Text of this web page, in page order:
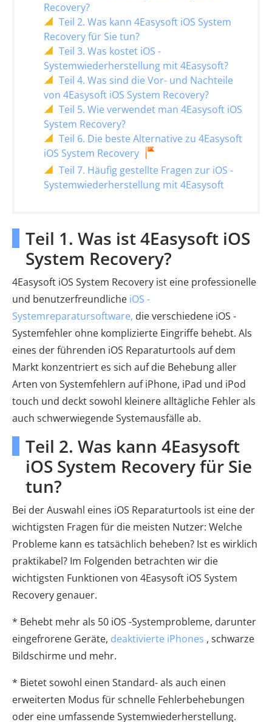
Recovery?
Teil 2. Was kann 4Easysoft iOS System
Recovery für Sie tun?
Teil 3. Was kostet iOS -
Systemwiederherstellung mit 4Easysoft?
Teil 4. Was sind die Vor- und Nachteile
von 4Easysoft iOS System Recovery?
Teil 5. Wie verwendet man 4Easysoft iOS
System Recovery?
Teil 6. Die beste Alternative zu 4Easysoft
iOS System Recovery
Teil 7. Häufig gestellte Fragen zur iOS -
Systemwiederherstellung mit 4Easysoft
Teil 1. Was ist 4Easysoft iOS
System Recovery?
4Easysoft iOS System Recovery ist eine professionelle
und benutzerfreundliche iOS -
Systemreparatursoftware, die verschiedene iOS -
Systemfehler ohne komplizierte Eingriffe behebt. Als
eines der führenden iOS Reparaturtools auf dem
Markt konzentriert es sich auf die Behebung aller
Arten von Systemfehlern auf iPhone, iPad und iPod
touch und deckt sowohl kleinere alltägliche Fehler als
auch schwerwiegende Systemausfälle ab.
Teil 2. Was kann 4Easysoft
iOS System Recovery für Sie
tun?
Bei der Auswahl eines iOS Reparaturtools ist eine der
wichtigsten Fragen für die meisten Nutzer: Welche
Probleme kann es tatsächlich beheben? Ist es wirklich
praktikabel? Im Folgenden betrachten wir die
wichtigsten Funktionen von 4Easysoft iOS System
Recovery genauer.
* Behebt mehr als 50 iOS -Systemprobleme, darunter
eingefrorene Geräte, deaktivierte iPhones , schwarze
Bildschirme und mehr.
* Bietet sowohl einen Standard- als auch einen
erweiterten Modus für schnelle Fehlerbehebungen
oder eine umfassende Systemwiederherstellung.